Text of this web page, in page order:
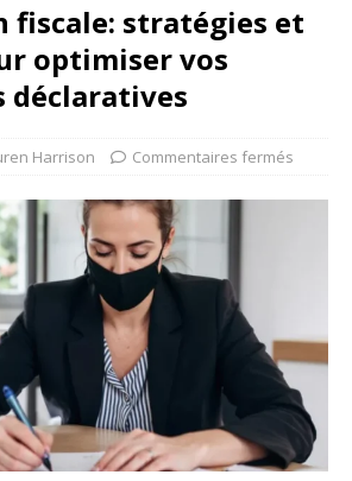
fiscale: stratégies et
optimiser vos
déclaratives
Harrison Commentaires fermés